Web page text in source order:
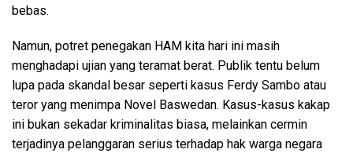
bebas.
Namun, potret penegakan HAM kita hari ini masih
menghadapi ujian yang teramat berat. Publik tentu belum
lupa pada skandal besar seperti kasus Ferdy Sambo atau
teror yang menimpa Novel Baswedan. Kasus-kasus kakap
ini bukan sekadar kriminalitas biasa, melainkan cermin
terjadinya pelanggaran serius terhadap hak warga negara